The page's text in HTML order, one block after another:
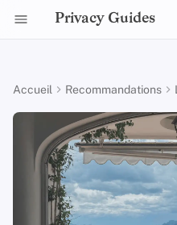
Privacy Guides
i
Pourquoi la vie privée
importante
Modélisation des
menaces
Filtrage DNS
Serveurs de messagerie
Gestion des fichiers
Navigateur Tor
Navigateurs de Bureau
Navigateurs mobiles
Stockage cloud
Services de suppression
de données
Résolveurs DNS
Reddit
Redlib
YouTube
Smartphones
Clés de sécurité
Android
Bureau/PC
Micrologiciel de routeur
Réseaux alternatifs
Intégrité de l'appareil
Activist Toolbox
Legal Resources
À propos de Privacy Guides
Faire un don
Membres de l'équipe
Accueil Recommandations